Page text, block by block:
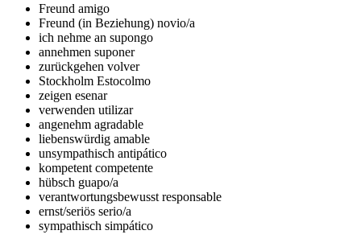
Freund amigo
Freund (in Beziehung) novio/a
ich nehme an supongo
annehmen suponer
zurückgehen volver
Stockholm Estocolmo
zeigen esenar
verwenden utilizar
angenehm agradable
liebenswürdig amable
unsympathisch antipático
kompetent competente
hübsch guapo/a
verantwortungsbewusst responsable
ernst/seriös serio/a
sympathisch simpático